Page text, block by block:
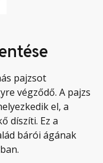
pajzsot
végződő. A pajzs
el, a
díszíti. Ez a
bárói ágának